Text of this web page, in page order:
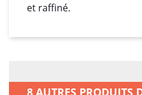
et raffiné.
8 AUTRES PRODUITS